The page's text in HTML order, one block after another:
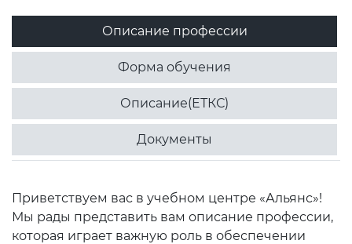
Описание профессии
Форма обучения
Описание(ЕТКС)
Документы
Приветствуем вас в учебном центре «Альянс»!
Мы рады представить вам описание профессии,
которая играет важную роль в обеспечении